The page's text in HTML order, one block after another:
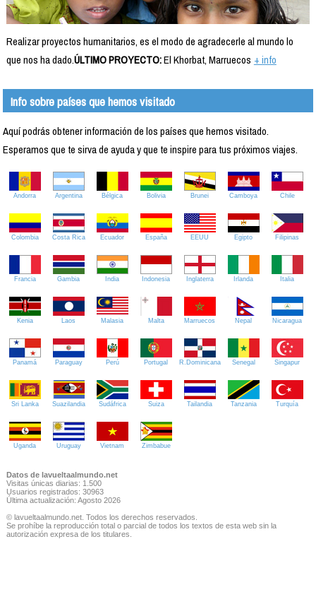
Realizar proyectos humanitarios, es el modo de agradecerle al mundo lo
que nos ha dado.ÚLTIMO PROYECTO:El Khorbat, Marruecos + info
Info sobre países que hemos visitado
Aquí podrás obtener información de los países que hemos visitado.
Esperamos que te sirva de ayuda y que te inspire para tus próximos viajes.
Andorra Argentina Bélgica Bolivia Brunei Camboya Chile
Colombia Costa Rica Ecuador España EEUU Egipto Filipinas
Francia Gambia India Indonesia Inglaterra Irlanda Italia
Kenia Laos Malasia Malta Marruecos Nepal Nicaragua
Panamá Paraguay Perú Portugal R.Dominicana Senegal Singapur
Sri Lanka Suazilandia Sudáfrica Suiza Tailandia Tanzania Turquía
Uganda Uruguay Vietnam Zimbabue
Datos de lavueltaalmundo.net
Visitas únicas diarias: 1.500
Usuarios registrados: 30963
Última actualización: Agosto 2026
© lavueltaalmundo.net. Todos los derechos reservados.
Se prohíbe la reproducción total o parcial de todos los textos de esta web sin la
autorización expresa de los titulares.